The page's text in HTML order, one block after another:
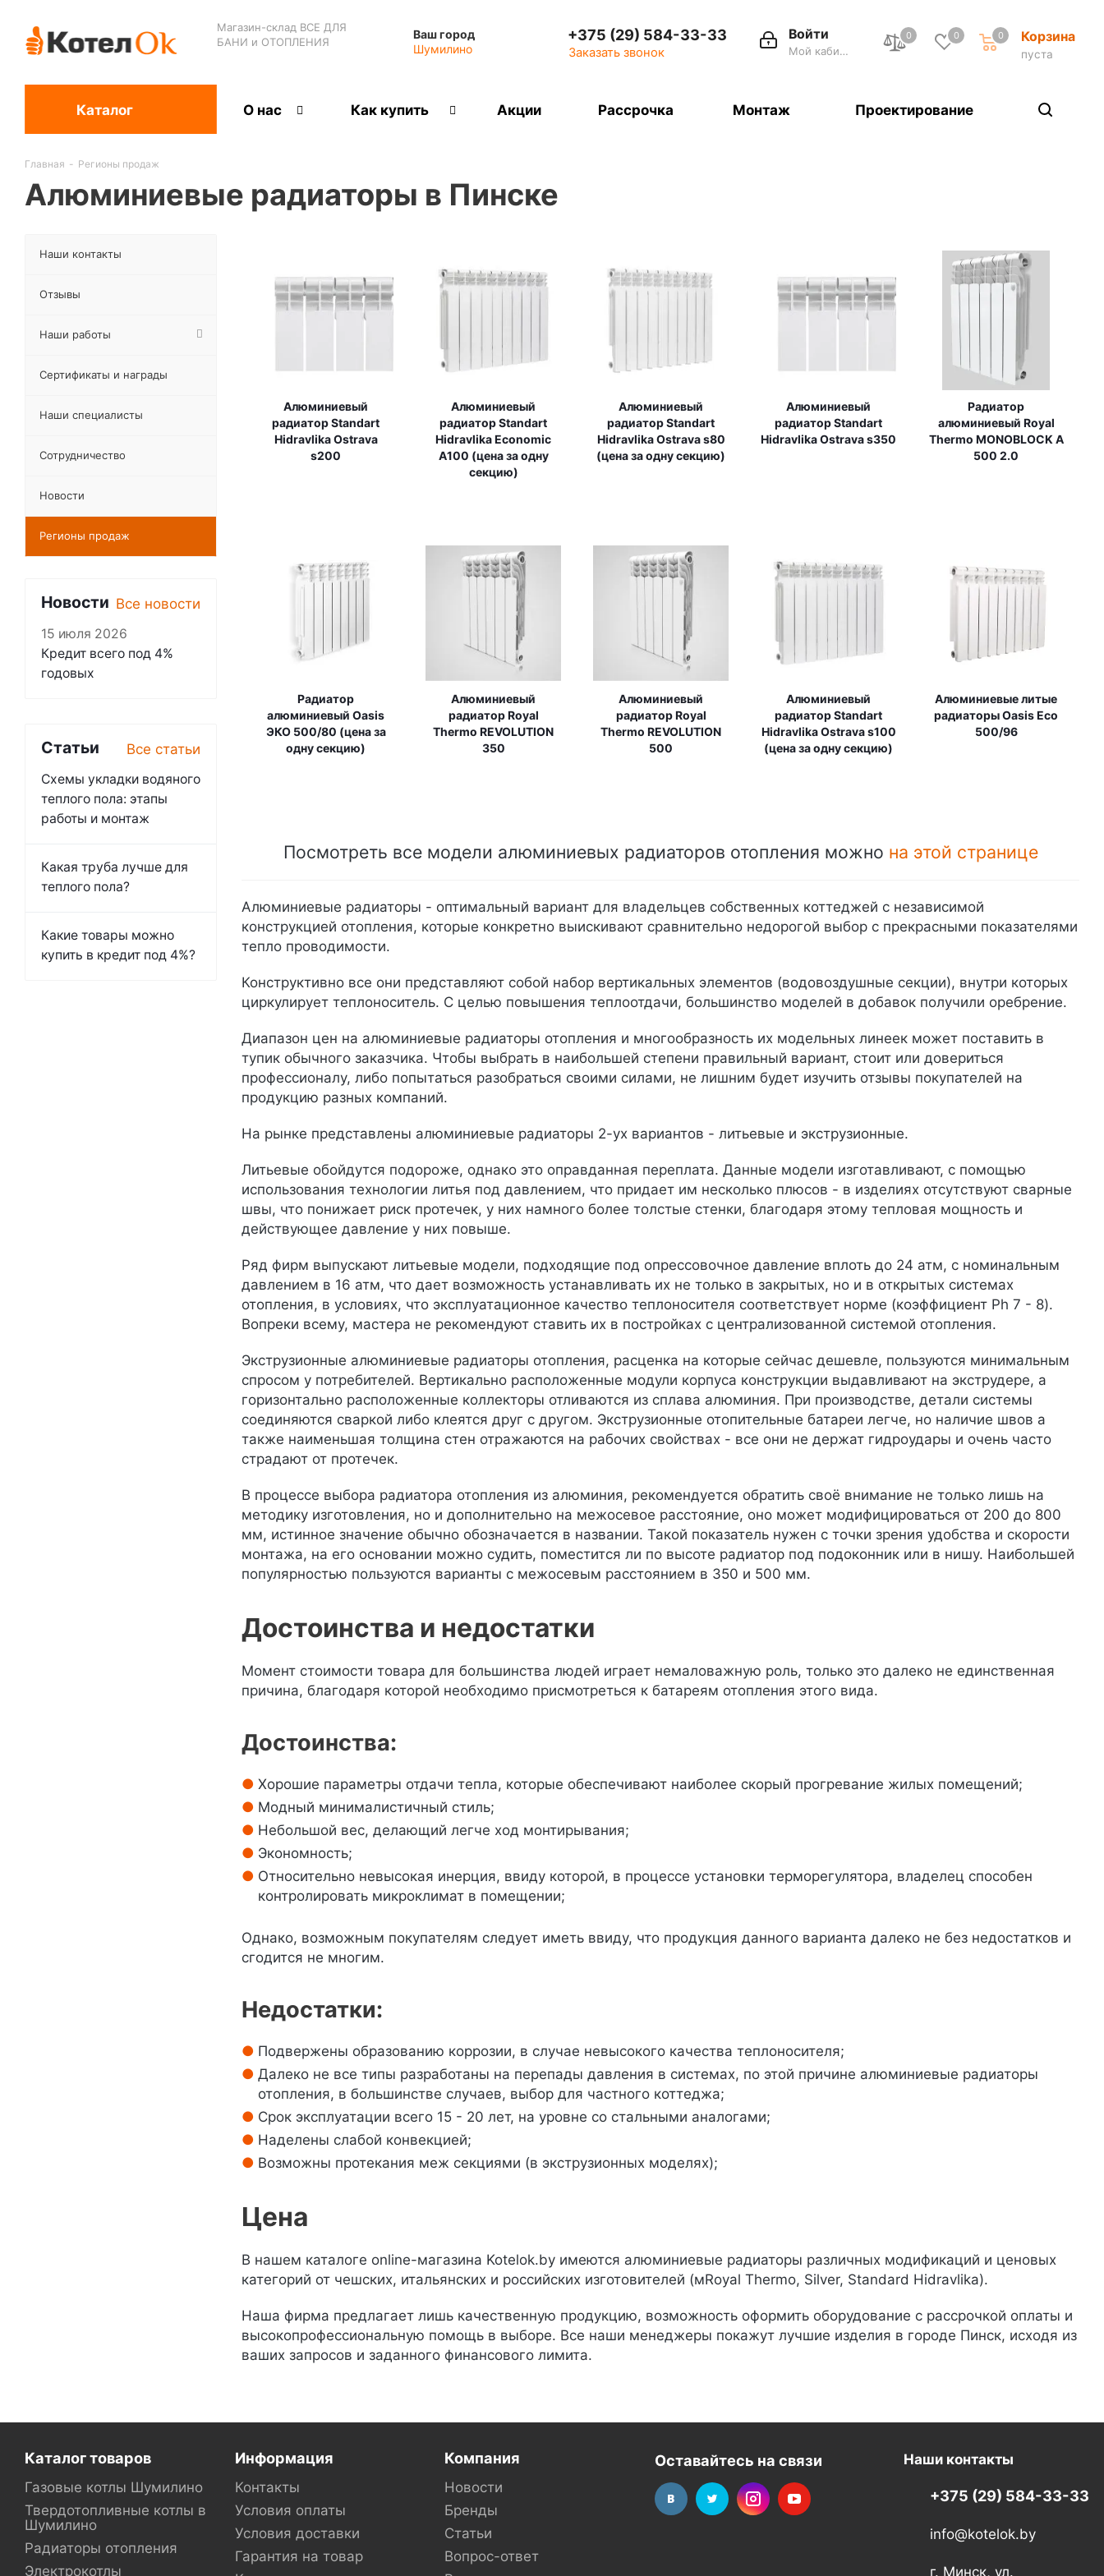
Магазин-склад ВСЕ ДЛЯ
БАНИ и ОТОПЛЕНИЯ
Ваш город
Шумилино
0 0 Корзина
пуста
0
Войти
Мой кабинет
+375 (29) 584-33-33
Заказать звонок
Каталог О нас Как купить Акции Рассрочка Монтаж Проектирование
Главная - Регионы продаж
Алюминиевые радиаторы в Пинске
Алюминиевый
радиатор Standart
Hidravlika Ostrava
s200
Алюминиевый
радиатор Standart
Hidravlika Economic
A100 (цена за одну
секцию)
Алюминиевый
радиатор Standart
Hidravlika Ostrava s80
(цена за одну секцию)
Алюминиевый
радиатор Standart
Hidravlika Ostrava s350
Радиатор
алюминиевый Royal
Thermo MONOBLOCK A
500 2.0
Радиатор
алюминиевый Oasis
ЭКО 500/80 (цена за
одну секцию)
Алюминиевый
радиатор Royal
Thermo REVOLUTION
350
Алюминиевый
радиатор Royal
Thermo REVOLUTION
500
Алюминиевый
радиатор Standart
Hidravlika Ostrava s100
(цена за одну секцию)
Алюминиевые литые
радиаторы Oasis Eco
500/96
Посмотреть все модели алюминиевых радиаторов отопления можно на этой странице
Алюминиевые радиаторы - оптимальный вариант для владельцев собственных коттеджей с независимой
конструкцией отопления, которые конкретно выискивают сравнительно недорогой выбор с прекрасными показателями
тепло проводимости.
Конструктивно все они представляют собой набор вертикальных элементов (водовоздушные секции), внутри которых
циркулирует теплоноситель. С целью повышения теплоотдачи, большинство моделей в добавок получили оребрение.
Диапазон цен на алюминиевые радиаторы отопления и многообразность их модельных линеек может поставить в
тупик обычного заказчика. Чтобы выбрать в наибольшей степени правильный вариант, стоит или довериться
профессионалу, либо попытаться разобраться своими силами, не лишним будет изучить отзывы покупателей на
продукцию разных компаний.
На рынке представлены алюминиевые радиаторы 2-ух вариантов - литьевые и экструзионные.
Литьевые обойдутся подороже, однако это оправданная переплата. Данные модели изготавливают, с помощью
использования технологии литья под давлением, что придает им несколько плюсов - в изделиях отсутствуют сварные
швы, что понижает риск протечек, у них намного более толстые стенки, благодаря этому тепловая мощность и
действующее давление у них повыше.
Ряд фирм выпускают литьевые модели, подходящие под опрессовочное давление вплоть до 24 атм, с номинальным
давлением в 16 атм, что дает возможность устанавливать их не только в закрытых, но и в открытых системах
отопления, в условиях, что эксплуатационное качество теплоносителя соответствует норме (коэффициент Ph 7 - 8).
Вопреки всему, мастера не рекомендуют ставить их в постройках с централизованной системой отопления.
Экструзионные алюминиевые радиаторы отопления, расценка на которые сейчас дешевле, пользуются минимальным
спросом у потребителей. Вертикально расположенные модули корпуса конструкции выдавливают на экструдере, а
горизонтально расположенные коллекторы отливаются из сплава алюминия. При производстве, детали системы
соединяются сваркой либо клеятся друг с другом. Экструзионные отопительные батареи легче, но наличие швов а
также наименьшая толщина стен отражаются на рабочих свойствах - все они не держат гидроудары и очень часто
страдают от протечек.
В процессе выбора радиатора отопления из алюминия, рекомендуется обратить своё внимание не только лишь на
методику изготовления, но и дополнительно на межосевое расстояние, оно может модифицироваться от 200 до 800
мм, истинное значение обычно обозначается в названии. Такой показатель нужен с точки зрения удобства и скорости
монтажа, на его основании можно судить, поместится ли по высоте радиатор под подоконник или в нишу. Наибольшей
популярностью пользуются варианты с межосевым расстоянием в 350 и 500 мм.
Достоинства и недостатки
Момент стоимости товара для большинства людей играет немаловажную роль, только это далеко не единственная
причина, благодаря которой необходимо присмотреться к батареям отопления этого вида.
Достоинства:
Хорошие параметры отдачи тепла, которые обеспечивают наиболее скорый прогревание жилых помещений;
Модный минималистичный стиль;
Небольшой вес, делающий легче ход монтирывания;
Экономность;
Относительно невысокая инерция, ввиду которой, в процессе установки терморегулятора, владелец способен
контролировать микроклимат в помещении;
Однако, возможным покупателям следует иметь ввиду, что продукция данного варианта далеко не без недостатков и
сгодится не многим.
Недостатки:
Подвержены образованию коррозии, в случае невысокого качества теплоносителя;
Далеко не все типы разработаны на перепады давления в системах, по этой причине алюминиевые радиаторы
отопления, в большинстве случаев, выбор для частного коттеджа;
Срок эксплуатации всего 15 - 20 лет, на уровне со стальными аналогами;
Наделены слабой конвекцией;
Возможны протекания меж секциями (в экструзионных моделях);
Цена
В нашем каталоге online-магазина Kotelok.by имеются алюминиевые радиаторы различных модификаций и ценовых
категорий от чешских, итальянских и российских изготовителей (мRoyal Thermo, Silver, Standard Hidravlika).
Наша фирма предлагает лишь качественную продукцию, возможность оформить оборудование с рассрочкой оплаты и
высокопрофессиональную помощь в выборе. Все наши менеджеры покажут лучшие изделия в городе Пинск, исходя из
ваших запросов и заданного финансового лимита.
Наши контакты
Отзывы
Наши работы
Сертификаты и награды
Наши специалисты
Сотрудничество
Новости
Регионы продаж
Новости Все новости
15 июля 2026
Кредит всего под 4%
годовых
Статьи Все статьи
Схемы укладки водяного
теплого пола: этапы
работы и монтаж
Какая труба лучше для
теплого пола?
Какие товары можно
купить в кредит под 4%?
Каталог товаров
Газовые котлы Шумилино
Твердотопливные котлы в
Шумилино
Радиаторы отопления
Электрокотлы
Информация
Контакты
Условия оплаты
Условия доставки
Гарантия на товар
Компания
Новости
Бренды
Статьи
Вопрос-ответ
Оставайтесь на связи Наши контакты
+375 (29) 584-33-33
info@kotelok.by
г. Минск, ул.